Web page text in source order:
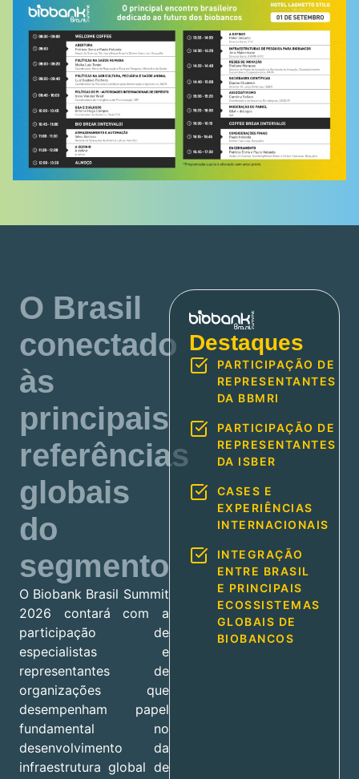
O Brasil
conectado
às
principais
referências
globais
do
segmento
O Biobank Brasil Summit
2026 contará com a
participação de
especialistas e
representantes de
organizações que
desempenham papel
fundamental no
desenvolvimento da
infraestrutura global de
Destaques
PARTICIPAÇÃO DE
REPRESENTANTES
DA BBMRI
PARTICIPAÇÃO DE
REPRESENTANTES
DA ISBER
CASES E
EXPERIÊNCIAS
INTERNACIONAIS
INTEGRAÇÃO
ENTRE BRASIL
E PRINCIPAIS
ECOSSISTEMAS
GLOBAIS DE
BIOBANCOS